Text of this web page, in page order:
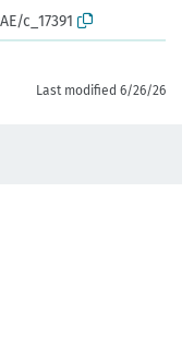
c_17391
Last modified 6/26/26